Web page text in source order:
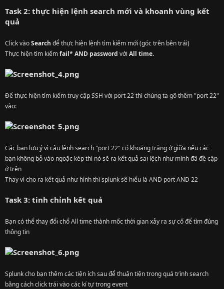
Task 2: thực hiện lệnh search mới và khoanh vùng kết
quả
Click vàoSearch để thực hiện lệnh tìm kiếm mới (góc trên bên trái)
Thực hiện tìm kiếmfail* AND password với All time.
Để thực hiện tìm kiếm truy cập SSH với port 22 thì chúng ta gõ thêm "port 22"
vào:
Các bạn lưu ý vì câu lệnh search "port 22" có khoảng trắng ở giữa nếu các
bạn không bỏ vào ngoặc kép thì nó sẽ ra kết quả sai lệch như mình đã đề cập
ở trên
Thay vì cho ra kết quả như hình thì splunk sẽ hiểu là AND port AND 22
Task 3: tinh chỉnh kết quả
Bạn có thể thay đổi chổ All time thành mốc thời gian xảy ra sự cố để tìm đúng
thông tin
Splunk cho bạn thêm các tiện ích sau để thuận tiện trong quá trình search
bằng cách click trái vào các kí tự trong event